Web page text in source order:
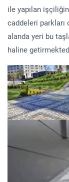
ile yapılan
caddeleri parkları
alanda yeri bu
haline